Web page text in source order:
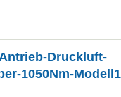
Druckluft-
1050Nm-